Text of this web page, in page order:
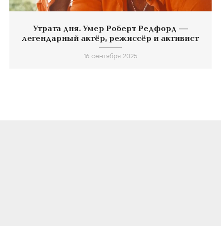
Утрата дня. Умер Роберт Редфорд —
легендарный актёр, режиссёр и активист
16 сентября 2025